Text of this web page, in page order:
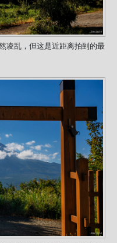
凌乱，但这是近距离拍到的最